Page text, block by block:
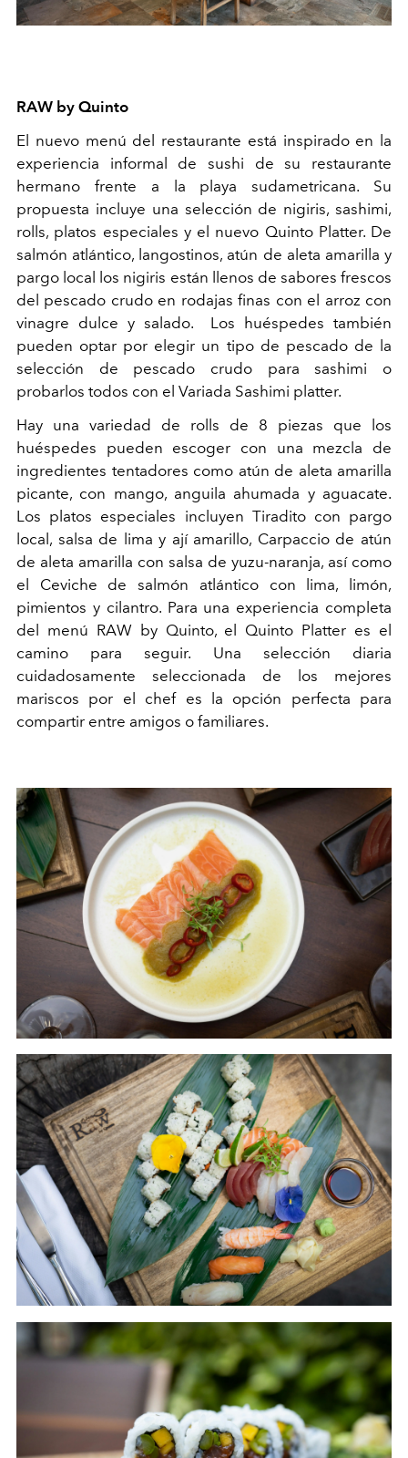
RAW by Quinto
El nuevo menú del restaurante está inspirado en la
experiencia informal de sushi de su restaurante
hermano frente a la playa sudametricana. Su
propuesta incluye una selección de nigiris, sashimi,
rolls, platos especiales y el nuevo Quinto Platter. De
salmón atlántico, langostinos, atún de aleta amarilla y
pargo local los nigiris están llenos de sabores frescos
del pescado crudo en rodajas finas con el arroz con
vinagre dulce y salado. Los huéspedes también
pueden optar por elegir un tipo de pescado de la
selección de pescado crudo para sashimi o
probarlos todos con el Variada Sashimi platter.
Hay una variedad de rolls de 8 piezas que los
huéspedes pueden escoger con una mezcla de
ingredientes tentadores como atún de aleta amarilla
picante, con mango, anguila ahumada y aguacate.
Los platos especiales incluyen Tiradito con pargo
local, salsa de lima y ají amarillo, Carpaccio de atún
de aleta amarilla con salsa de yuzu-naranja, así como
el Ceviche de salmón atlántico con lima, limón,
pimientos y cilantro. Para una experiencia completa
del menú RAW by Quinto, el Quinto Platter es el
camino para seguir. Una selección diaria
cuidadosamente seleccionada de los mejores
mariscos por el chef es la opción perfecta para
compartir entre amigos o familiares.